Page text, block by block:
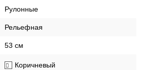
Рулонные
Рельефная
53 см
Коричневый